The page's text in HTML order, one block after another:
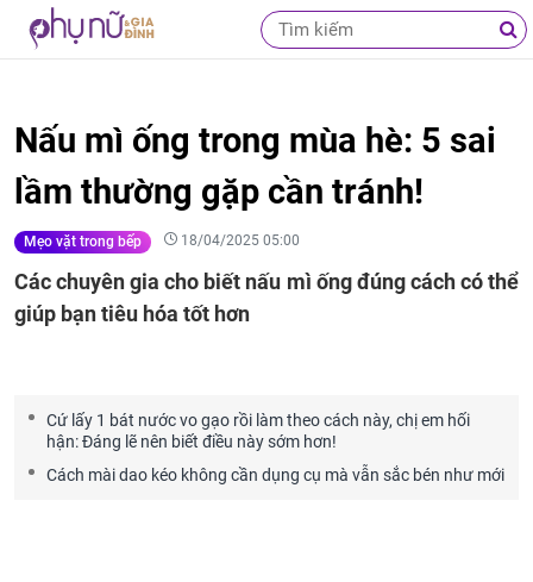
Nấu mì ống trong mùa hè: 5 sai
lầm thường gặp cần tránh!
Mẹo vặt trong bếp 18/04/2025 05:00
Các chuyên gia cho biết nấu mì ống đúng cách có thể
giúp bạn tiêu hóa tốt hơn
Cứ lấy 1 bát nước vo gạo rồi làm theo cách này, chị em hối
hận: Đáng lẽ nên biết điều này sớm hơn!
Cách mài dao kéo không cần dụng cụ mà vẫn sắc bén như mới